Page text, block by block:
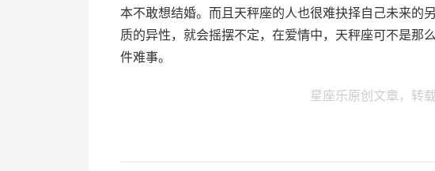
本不敢想结婚。而且天秤座的人也很难抉择自己未来的
质的异性，就会摇摆不定，在爱情中，天秤座可不是那
件难事。
星座乐原创文章，转